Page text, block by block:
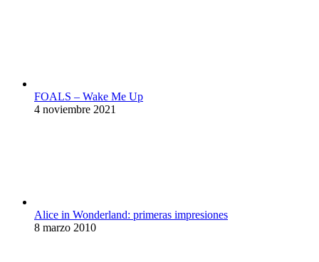
FOALS – Wake Me Up
4 noviembre 2021
Alice in Wonderland: primeras impresiones
8 marzo 2010